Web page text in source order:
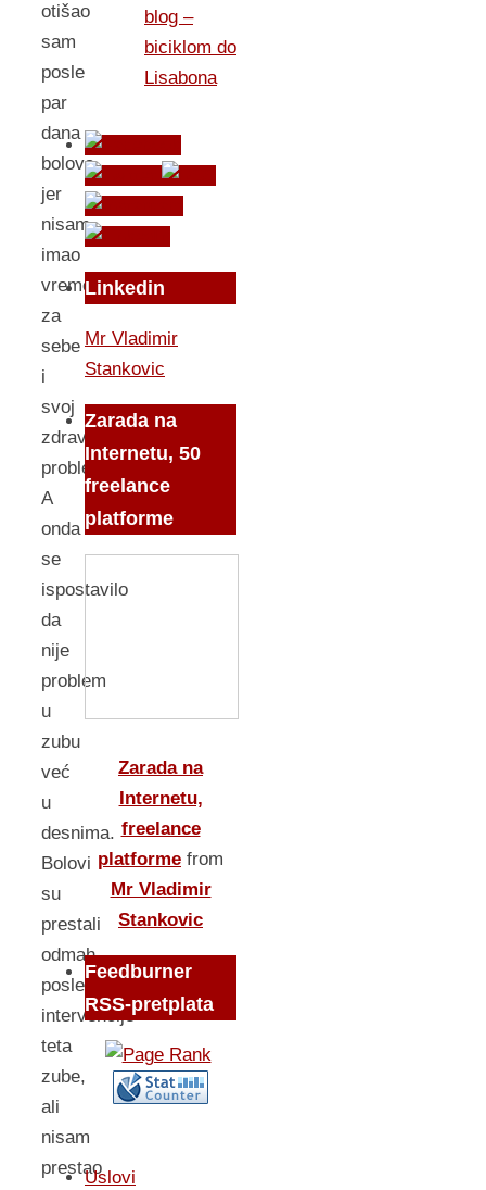
otišao
sam
posle
par
dana
bolova,
jer
nisam
imao
vremena
za
sebe
i
svoj
zdravstveni
problem.
A
onda
se
ispostavilo
da
nije
problem
u
zubu
već
u
desnima.
Bolovi
su
prestali
odmah
posle
intervencije
teta
zube,
ali
nisam
prestao
blog –
biciklom do
Lisabona
Linkedin
Mr Vladimir
Stankovic
Zarada na
Internetu, 50
freelance
platforme
Zarada na
Internetu,
freelance
platforme from
Mr Vladimir
Stankovic
Feedburner
RSS-pretplata
Uslovi